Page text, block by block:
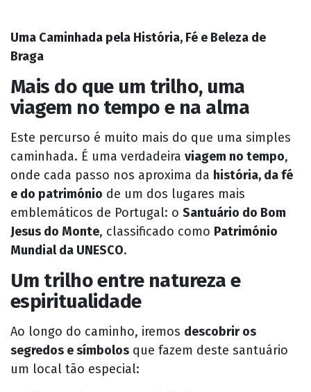
Uma Caminhada pela História, Fé e Beleza de
Braga
Mais do que um trilho, uma
viagem no tempo e na alma
Este percurso é muito mais do que uma simples
caminhada. É uma verdadeira viagem no tempo,
onde cada passo nos aproxima da história, da fé
e do património de um dos lugares mais
emblemáticos de Portugal: o Santuário do Bom
Jesus do Monte, classificado como Património
Mundial da UNESCO.
Um trilho entre natureza e
espiritualidade
Ao longo do caminho, iremos descobrir os
segredos e símbolos que fazem deste santuário
um local tão especial: